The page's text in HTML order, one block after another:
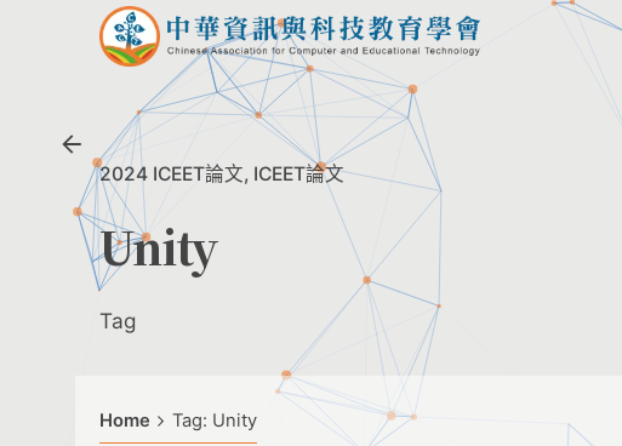
2024 ICEET論文 ICEET論文
Unity
Tag
Home Tag: Unity